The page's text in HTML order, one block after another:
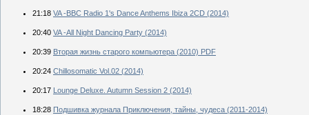
21:18 VA -BBC Radio 1's Dance Anthems Ibiza 2CD (2014)
20:40 VA -All Night Dancing Party (2014)
20:39 Вторая жизнь старого компьютера (2010) PDF
20:24 Chillosomatic Vol.02 (2014)
20:17 Lounge Deluxe. Autumn Session 2 (2014)
18:28 Подшивка журнала Приключения, тайны, чудеса (2011-2014)